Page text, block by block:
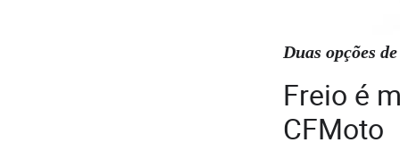
Duas opções
Freio é
CFMoto